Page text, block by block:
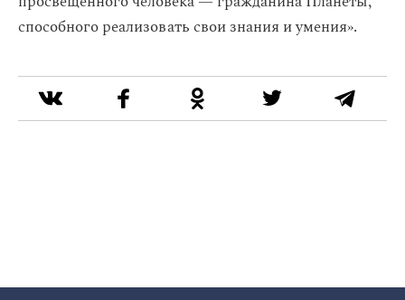
способного реализовать свои знания и умения».